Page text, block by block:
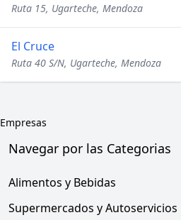
Ruta 15, Ugarteche, Mendoza
El Cruce
Ruta 40 S/N, Ugarteche, Mendoza
Empresas
Navegar por las Categorias
Alimentos y Bebidas
Supermercados y Autoservicios